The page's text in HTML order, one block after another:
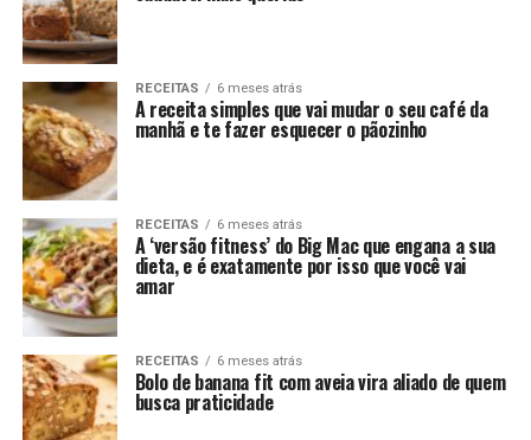
RECEITAS 6 meses atrás
A receita simples que vai mudar o seu café da
manhã e te fazer esquecer o pãozinho
RECEITAS 6 meses atrás
A ‘versão fitness’ do Big Mac que engana a sua
dieta, e é exatamente por isso que você vai
amar
RECEITAS 6 meses atrás
Bolo de banana fit com aveia vira aliado de quem
busca praticidade